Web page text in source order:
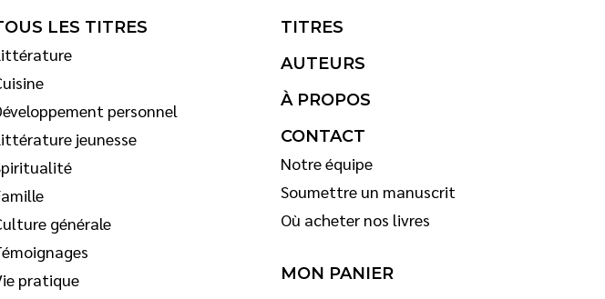
LES TITRES
personnel
jeunesse
générale
pratique
TITRES
AUTEURS
À PROPOS
CONTACT
Notre équipe
Soumettre un manuscrit
Où acheter nos livres
MON PANIER